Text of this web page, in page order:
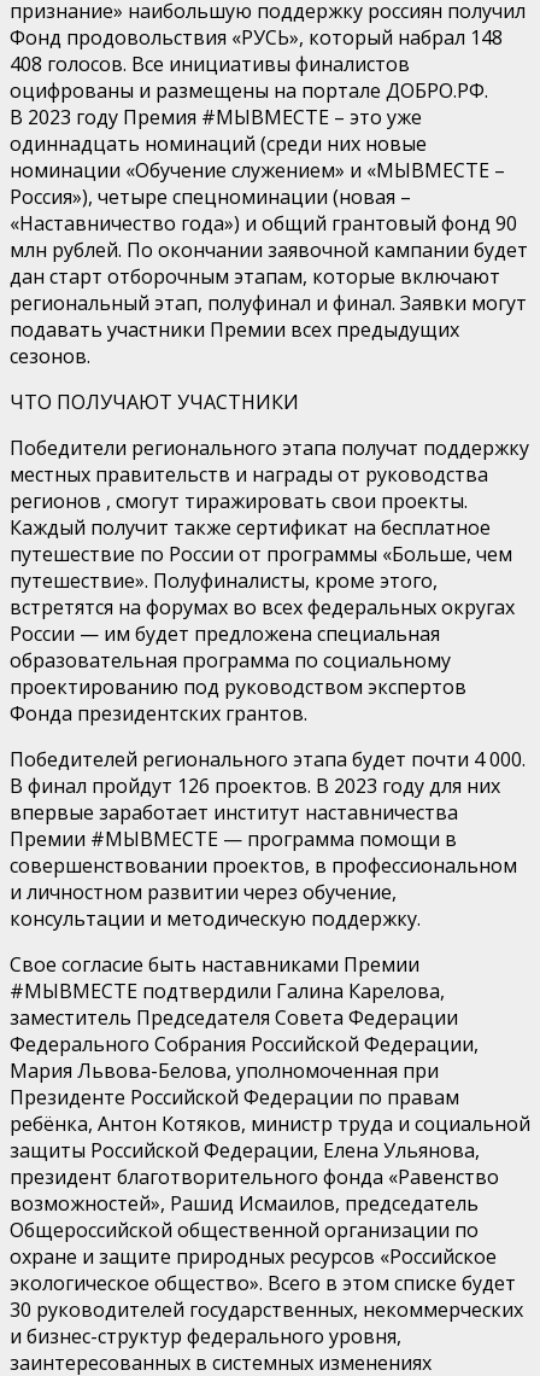
признание» наибольшую поддержку россиян получил
Фонд продовольствия «РУСЬ», который набрал 148
408 голосов. Все инициативы финалистов
оцифрованы и размещены на портале ДОБРО.РФ.
В 2023 году Премия #МЫВМЕСТЕ – это уже
одиннадцать номинаций (среди них новые
номинации «Обучение служением» и «МЫВМЕСТЕ –
Россия»), четыре спецноминации (новая –
«Наставничество года») и общий грантовый фонд 90
млн рублей. По окончании заявочной кампании будет
дан старт отборочным этапам, которые включают
региональный этап, полуфинал и финал. Заявки могут
подавать участники Премии всех предыдущих
сезонов.
ЧТО ПОЛУЧАЮТ УЧАСТНИКИ
Победители регионального этапа получат поддержку
местных правительств и награды от руководства
регионов , смогут тиражировать свои проекты.
Каждый получит также сертификат на бесплатное
путешествие по России от программы «Больше, чем
путешествие». Полуфиналисты, кроме этого,
встретятся на форумах во всех федеральных округах
России — им будет предложена специальная
образовательная программа по социальному
проектированию под руководством экспертов
Фонда президентских грантов.
Победителей регионального этапа будет почти 4 000.
В финал пройдут 126 проектов. В 2023 году для них
впервые заработает институт наставничества
Премии #МЫВМЕСТЕ — программа помощи в
совершенствовании проектов, в профессиональном
и личностном развитии через обучение,
консультации и методическую поддержку.
Свое согласие быть наставниками Премии
#МЫВМЕСТЕ подтвердили Галина Карелова,
заместитель Председателя Совета Федерации
Федерального Собрания Российской Федерации,
Мария Львова-Белова, уполномоченная при
Президенте Российской Федерации по правам
ребёнка, Антон Котяков, министр труда и социальной
защиты Российской Федерации, Елена Ульянова,
президент благотворительного фонда «Равенство
возможностей», Рашид Исмаилов, председатель
Общероссийской общественной организации по
охране и защите природных ресурсов «Российское
экологическое общество». Всего в этом списке будет
30 руководителей государственных, некоммерческих
и бизнес-структур федерального уровня,
заинтересованных в системных изменениях